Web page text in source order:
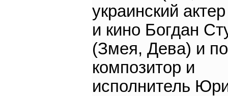
украинский
и кино Богдан
(Змея, Дева) и
композитор и
исполнитель